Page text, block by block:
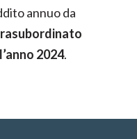
annuo da
2024.